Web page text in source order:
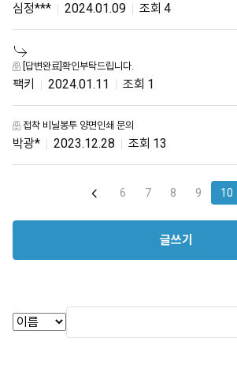
심정*** 2024.01.09 4
[답변완료]확인부탁드립니다.
팩키 2024.01.11 1
접착 비닐봉투 양면인쇄 문의
박광* 2023.12.28 13
6 7 8 9 10
글쓰기